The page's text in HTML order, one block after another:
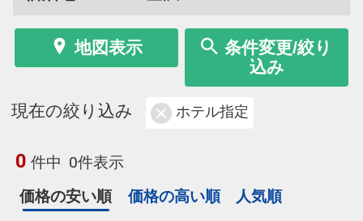
地図表示
条件変更/絞り
込み
現在の絞り込み ホテル指定
0 件中 0件表示
価格の安い順
価格の高い順 人気順